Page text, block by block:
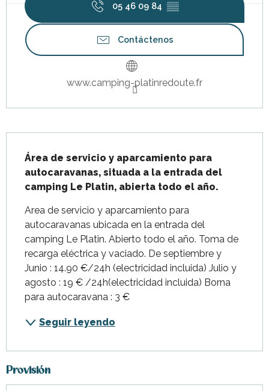
05 46 09 84 ▒▒
Contáctenos
www.camping-platinredoute.fr
Área de servicio y aparcamiento para
autocaravanas, situada a la entrada del
camping Le Platin, abierta todo el año.
Area de servicio y aparcamiento para
autocaravanas ubicada en la entrada del
camping Le Platin. Abierto todo el año. Toma de
recarga eléctrica y vaciado. De septiembre y
Junio : 14.90 €/24h (electricidad incluida) Julio y
agosto : 19 € /24h(electricidad incluida) Borna
para autocaravana : 3 €
Seguir leyendo
Provisión